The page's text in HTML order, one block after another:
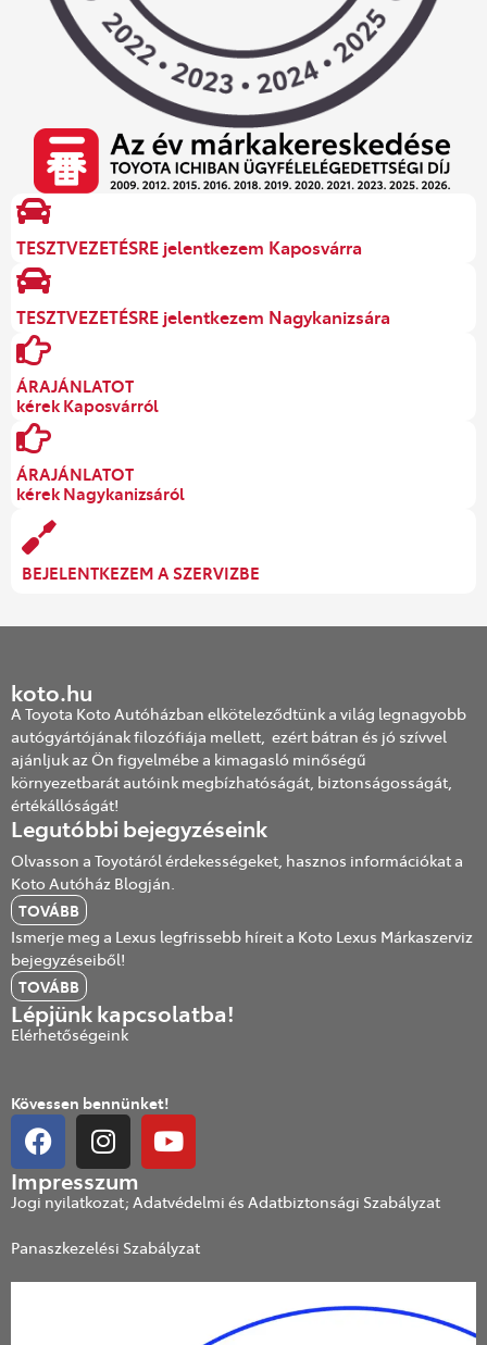
TESZTVEZETÉSRE jelentkezem Kaposvárra
TESZTVEZETÉSRE jelentkezem Nagykanizsára
ÁRAJÁNLATOT
kérek Kaposvárról
ÁRAJÁNLATOT
kérek Nagykanizsáról
BEJELENTKEZEM A SZERVIZBE
koto.hu
A Toyota Koto Autóházban elköteleződtünk a világ legnagyobb
autógyártójának filozófiája mellett, ezért bátran és jó szívvel
ajánljuk az Ön figyelmébe a kimagasló minőségű
környezetbarát autóink megbízhatóságát, biztonságosságát,
értékállóságát!
Legutóbbi bejegyzéseink
Olvasson a Toyotáról érdekességeket, hasznos információkat a
Koto Autóház Blogján.
TOVÁBB
Ismerje meg a Lexus legfrissebb híreit a Koto Lexus Márkaszerviz
bejegyzéseiből!
TOVÁBB
Lépjünk kapcsolatba!
Elérhetőségeink
Kövessen bennünket!
Impresszum
Jogi nyilatkozat; Adatvédelmi és Adatbiztonsági Szabályzat
Panaszkezelési Szabályzat